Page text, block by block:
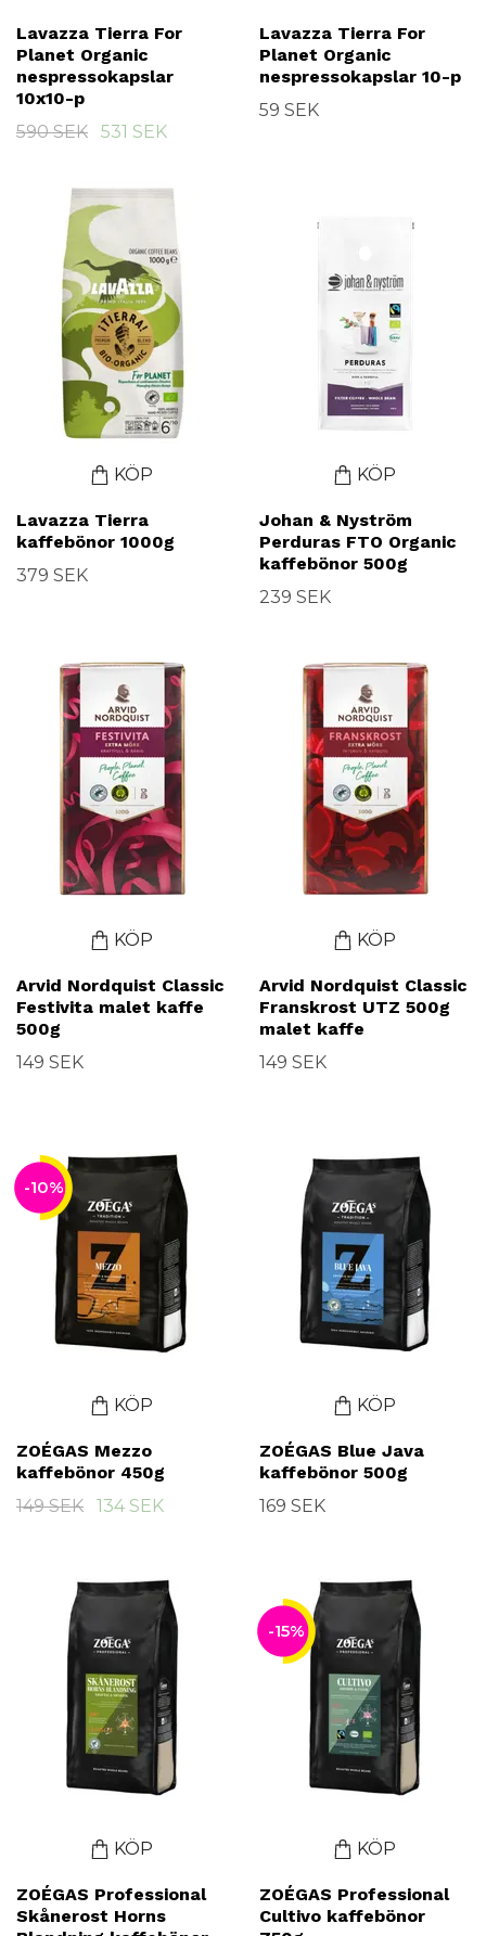
Lavazza Tierra For
Planet Organic
nespressokapslar
10x10-p
590 SEK
531 SEK
Lavazza Tierra For
Planet Organic
nespressokapslar 10-p
59 SEK
KÖP
Lavazza Tierra
kaffebönor 1000g
379 SEK
KÖP
Johan & Nyström
Perduras FTO Organic
kaffebönor 500g
239 SEK
KÖP
Arvid Nordquist Classic
Festivita malet kaffe
500g
149 SEK
KÖP
Arvid Nordquist Classic
Franskrost UTZ 500g
malet kaffe
149 SEK
-10%
KÖP
ZOÉGAS Mezzo
kaffebönor 450g
149 SEK
134 SEK
KÖP
ZOÉGAS Blue Java
kaffebönor 500g
169 SEK
KÖP
ZOÉGAS Professional
Skånerost Horns
-15%
KÖP
ZOÉGAS Professional
Cultivo kaffebönor